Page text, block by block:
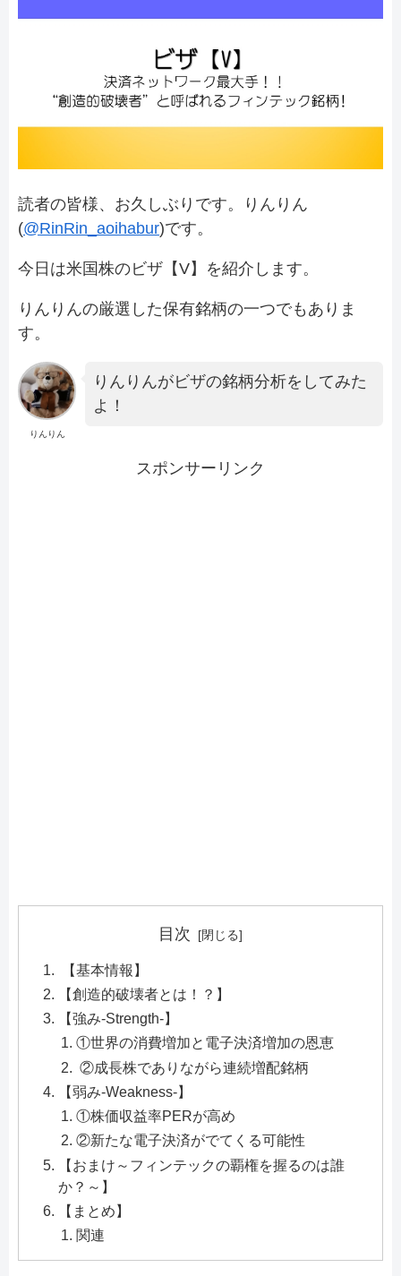
読者の皆様、お久しぶりです。りんりん
(@RinRin_aoihabur)です。
今日は米国株のビザ【V】を紹介します。
りんりんの厳選した保有銘柄の一つでもありま
す。
りんりん
りんりんがビザの銘柄分析をしてみた
よ！
スポンサーリンク
目次
【基本情報】
【創造的破壊者とは！？】
【強み-Strength-】
①世界の消費増加と電子決済増加の恩恵
②成長株でありながら連続増配銘柄
【弱み-Weakness-】
①株価収益率PERが高め
②新たな電子決済がでてくる可能性
【おまけ～フィンテックの覇権を握るのは誰
か？～】
【まとめ】
関連